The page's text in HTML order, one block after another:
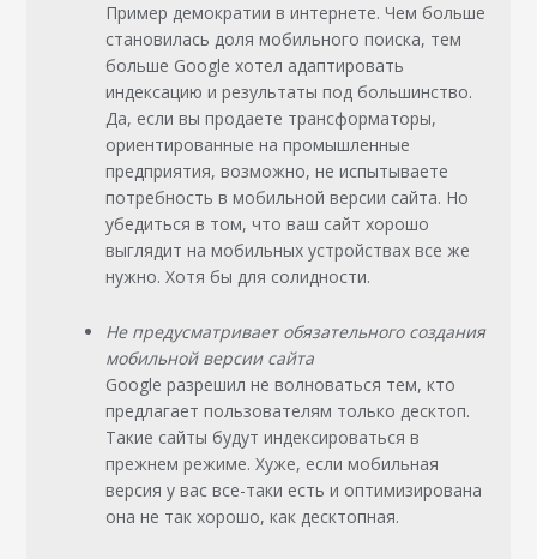
Пример демократии в интернете. Чем больше
становилась доля мобильного поиска, тем
больше Google хотел адаптировать
индексацию и результаты под большинство.
Да, если вы продаете трансформаторы,
ориентированные на промышленные
предприятия, возможно, не испытываете
потребность в мобильной версии сайта. Но
убедиться в том, что ваш сайт хорошо
выглядит на мобильных устройствах все же
нужно. Хотя бы для солидности.
Не предусматривает обязательного создания
мобильной версии сайта
Google разрешил не волноваться тем, кто
предлагает пользователям только десктоп.
Такие сайты будут индексироваться в
прежнем режиме. Хуже, если мобильная
версия у вас все-таки есть и оптимизирована
она не так хорошо, как десктопная.